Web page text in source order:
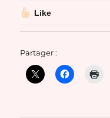
Like
Partager :